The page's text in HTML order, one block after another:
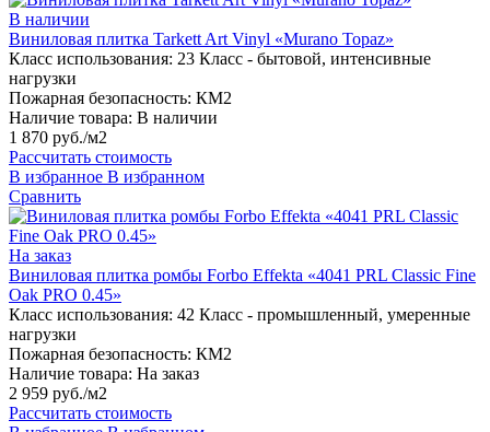
В наличии
Виниловая плитка Tarkett Art Vinyl «Murano Topaz»
Класс использования: 23 Класс - бытовой, интенсивные
нагрузки
Пожарная безопасность: КМ2
Наличие товара: В наличии
1 870 руб./м2
Рассчитать стоимость
В избранное В избранном
Сравнить
На заказ
Виниловая плитка ромбы Forbo Effekta «4041 PRL Classic Fine
Oak PRO 0.45»
Класс использования: 42 Класс - промышленный, умеренные
нагрузки
Пожарная безопасность: КМ2
Наличие товара: На заказ
2 959 руб./м2
Рассчитать стоимость